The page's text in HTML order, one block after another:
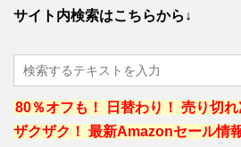
サイト内検索はこちらから↓
80％オフも！ 日替わり！ 売り切
ザクザク！ 最新Amazonセール情